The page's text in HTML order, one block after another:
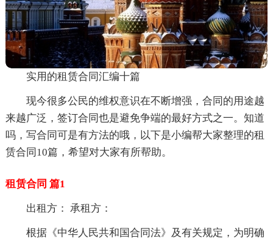
实用的租赁合同汇编十篇
现今很多公民的维权意识在不断增强，合同的用途越
来越广泛，签订合同也是避免争端的最好方式之一。知道
吗，写合同可是有方法的哦，以下是小编帮大家整理的租
赁合同10篇，希望对大家有所帮助。
租赁合同 篇1
出租方： 承租方：
根据《中华人民共和国合同法》及有关规定，为明确